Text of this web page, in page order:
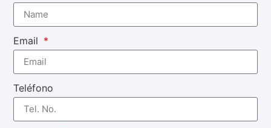
Email
Teléfono